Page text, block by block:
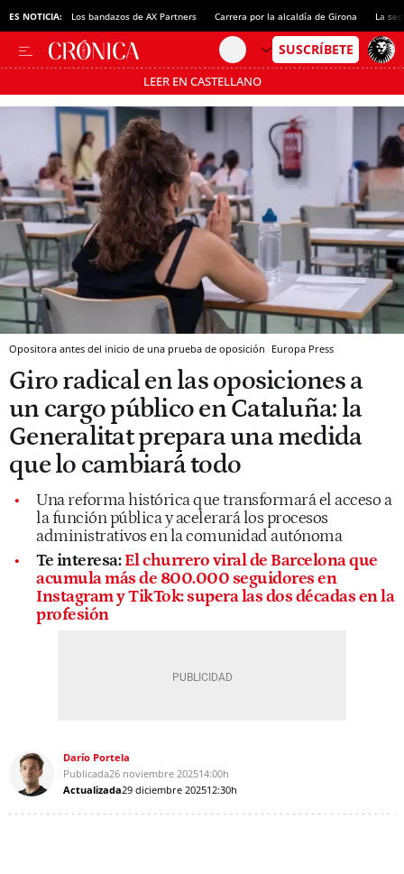
ES NOTICIA: Los bandazos de AX Partners Carrera por la alcaldía de Girona La
LEER EN CASTELLANO
Pásate al MODO AHORRO
Opositora antes del inicio de una prueba de oposición Europa Press
Giro radical en las oposiciones a
un cargo público en Cataluña: la
Generalitat prepara una medida
que lo cambiará todo
Una reforma histórica que transformará el acceso a
la función pública y acelerará los procesos
administrativos en la comunidad autónoma
Te interesa:El churrero viral de Barcelona que
acumula más de 800.000 seguidores en
Instagram y TikTok: supera las dos décadas en la
profesión
Darío Portela
Publicada26 noviembre 202514:00h
Actualizada29 diciembre 202512:30h